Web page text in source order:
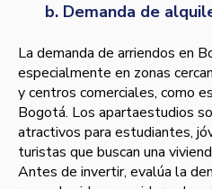
b. Demanda de
La demanda de arriendos en
especialmente en zonas
y centros comerciales, como
Bogotá. Los apartaestudios
atractivos para estudiantes,
turistas que buscan una
Antes de invertir, evalúa la